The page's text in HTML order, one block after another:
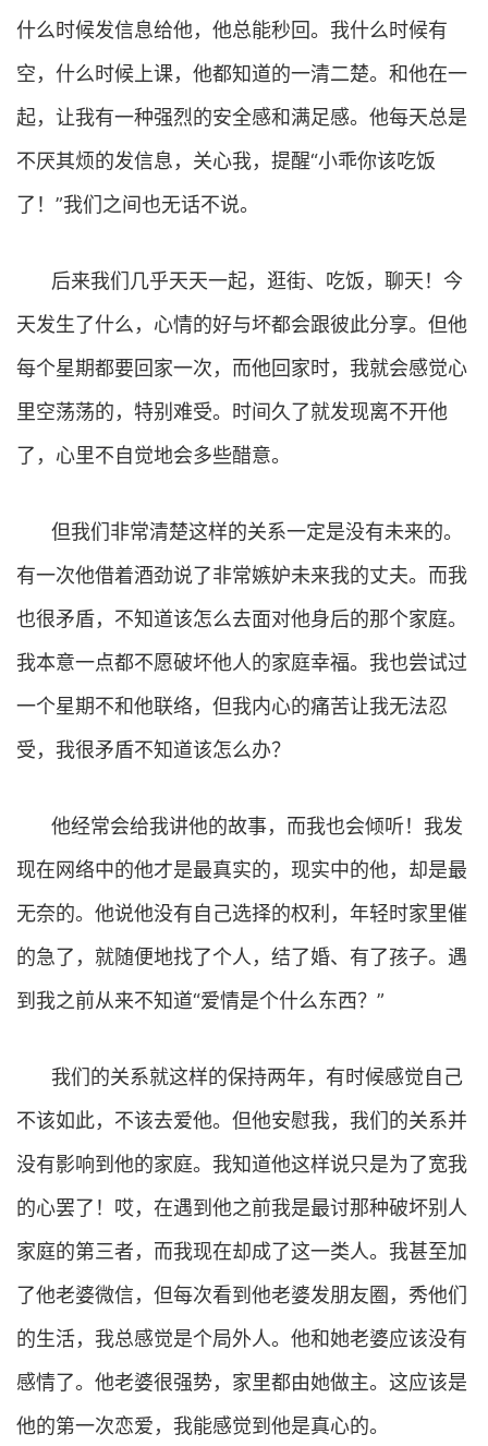
什么时候发信息给他，他总能秒回。我什么时候有
空，什么时候上课，他都知道的一清二楚。和他在一
起，让我有一种强烈的安全感和满足感。他每天总是
不厌其烦的发信息，关心我，提醒“小乖你该吃饭
了！”我们之间也无话不说。
后来我们几乎天天一起，逛街、吃饭，聊天！今
天发生了什么，心情的好与坏都会跟彼此分享。但他
每个星期都要回家一次，而他回家时，我就会感觉心
里空荡荡的，特别难受。时间久了就发现离不开他
了，心里不自觉地会多些醋意。
但我们非常清楚这样的关系一定是没有未来的。
有一次他借着酒劲说了非常嫉妒未来我的丈夫。而我
也很矛盾，不知道该怎么去面对他身后的那个家庭。
我本意一点都不愿破坏他人的家庭幸福。我也尝试过
一个星期不和他联络，但我内心的痛苦让我无法忍
受，我很矛盾不知道该怎么办？
他经常会给我讲他的故事，而我也会倾听！我发
现在网络中的他才是最真实的，现实中的他，却是最
无奈的。他说他没有自己选择的权利，年轻时家里催
的急了，就随便地找了个人，结了婚、有了孩子。遇
到我之前从来不知道“爱情是个什么东西？”
我们的关系就这样的保持两年，有时候感觉自己
不该如此，不该去爱他。但他安慰我，我们的关系并
没有影响到他的家庭。我知道他这样说只是为了宽我
的心罢了！哎，在遇到他之前我是最讨那种破坏别人
家庭的第三者，而我现在却成了这一类人。我甚至加
了他老婆微信，但每次看到他老婆发朋友圈，秀他们
的生活，我总感觉是个局外人。他和她老婆应该没有
感情了。他老婆很强势，家里都由她做主。这应该是
他的第一次恋爱，我能感觉到他是真心的。